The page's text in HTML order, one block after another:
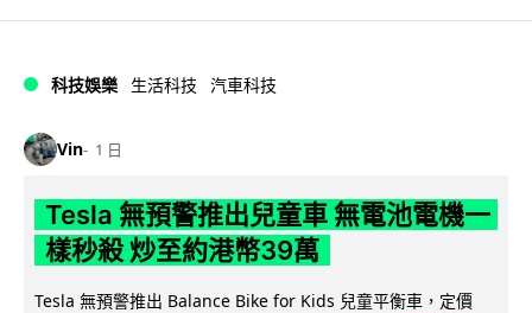
科技娛樂 生活科技 汽車科技
Vin 1 日
Tesla 無預警推出兒童車 無電池電機一
樣秒殺 炒至約港幣39萬
Tesla 無預警推出 Balance Bike for Kids 兒童平衡車，定價